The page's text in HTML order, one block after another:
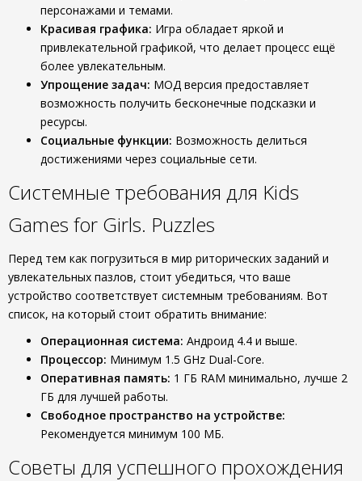
персонажами и темами.
Красивая графика: Игра обладает яркой и
привлекательной графикой, что делает процесс ещё
более увлекательным.
Упрощение задач: МОД версия предоставляет
возможность получить бесконечные подсказки и
ресурсы.
Социальные функции: Возможность делиться
достижениями через социальные сети.
Системные требования для Kids
Games for Girls. Puzzles
Перед тем как погрузиться в мир риторических заданий и
увлекательных пазлов, стоит убедиться, что ваше
устройство соответствует системным требованиям. Вот
список, на который стоит обратить внимание:
Операционная система: Андроид 4.4 и выше.
Процессор: Минимум 1.5 GHz Dual-Core.
Оперативная память: 1 ГБ RAM минимально, лучше 2
ГБ для лучшей работы.
Свободное пространство на устройстве:
Рекомендуется минимум 100 МБ.
Советы для успешного прохождения